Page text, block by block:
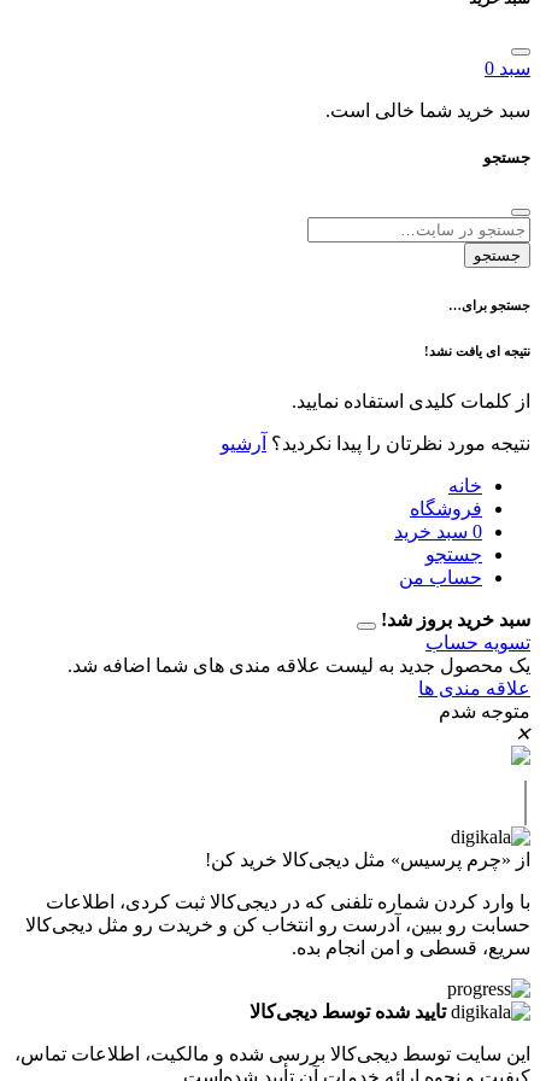
شما خالی است.
نشد!
کلیدی استفاده نمایید.
نظرتان را پیدا نکردید؟ آرشیو
سبد خرید
من
بروز شد!
جدید به لیست علاقه مندی های شما اضافه شد.
ها
پرسیس» مثل دیجی‌کالا خرید کن!
شماره تلفنی که در دیجی‌کالا ثبت کردی، اطلاعات
ببین، آدرست رو انتخاب کن و خریدت رو مثل دیجی‌کالا
و امن انجام بده.
تایید شده توسط دیجی‌کالا
توسط دیجی‌کالا بررسی شده و مالکیت، اطلاعات تماس،
ارائه خدمات آن تأیید شده‌است.